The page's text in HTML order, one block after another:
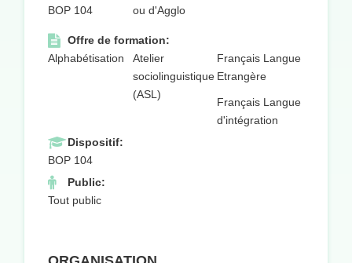
BOP 104
ou d'Agglo
Offre de formation:
Alphabétisation
Atelier
sociolinguistique
(ASL)
Français Langue
Etrangère
Français Langue
d'intégration
Dispositif:
BOP 104
Public:
Tout public